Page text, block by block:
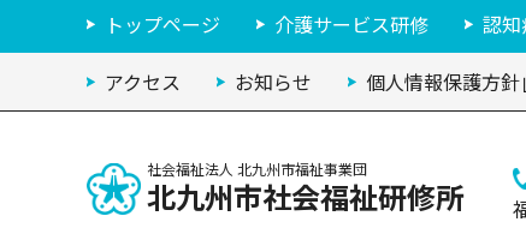
トップページ 介護サービス研修 認
アクセス
お知らせ 個人情報保護方針
社会福祉法人 北九州市福祉事業団
北九州市社会福祉研修所